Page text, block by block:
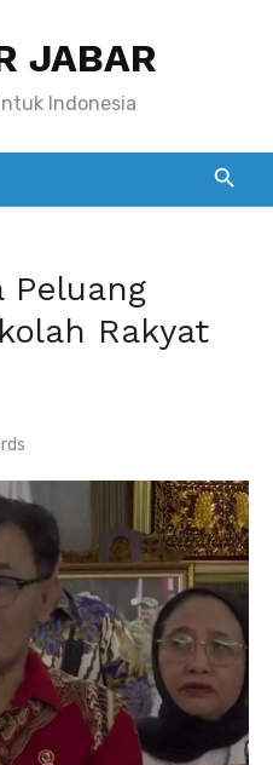
JABAR
Indonesia
Peluang
Rakyat